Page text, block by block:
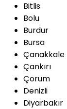
Bitlis
Bolu
Burdur
Bursa
Çanakkale
Çankırı
Çorum
Denizli
Diyarbakır